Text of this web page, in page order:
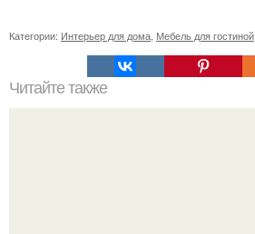
Категории: Интерьер для дома Мебель для гостиной
Читайте также